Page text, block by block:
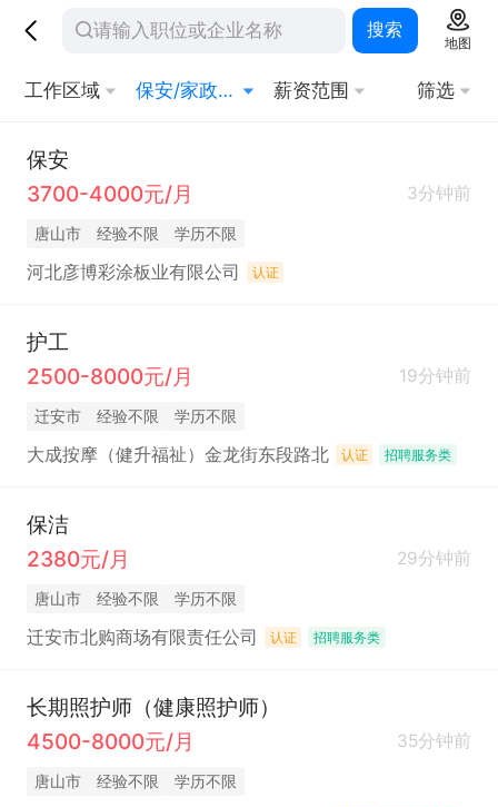
搜索
地图
工作区域 保安/家政/其他生活服务 薪资范围 筛选
保安
3700-4000元/月
3分钟前
唐山市 经验不限 学历不限
河北彦博彩涂板业有限公司 认证
护工
2500-8000元/月
19分钟前
迁安市 经验不限 学历不限
大成按摩（健升福祉）金龙街东段路北 认证 招聘服务类
保洁
2380元/月
29分钟前
唐山市 经验不限 学历不限
迁安市北购商场有限责任公司 认证 招聘服务类
长期照护师（健康照护师）
4500-8000元/月
35分钟前
唐山市 经验不限 学历不限